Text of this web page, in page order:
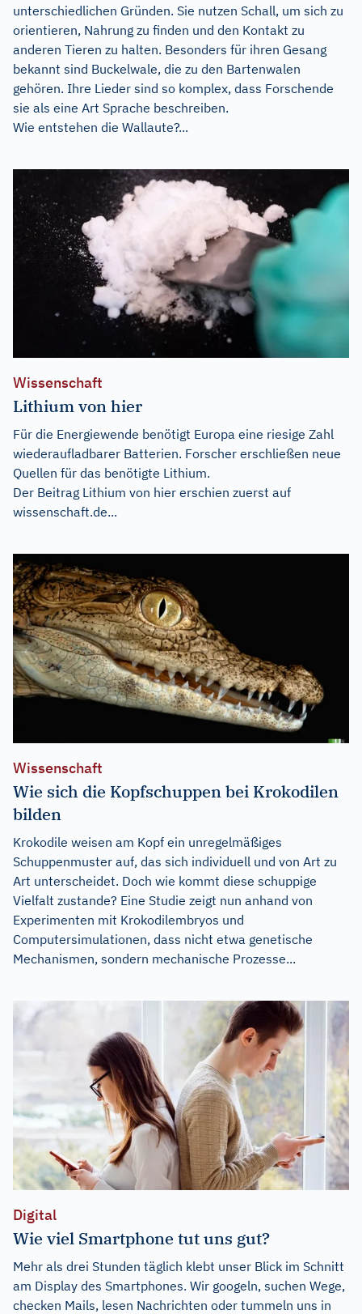
unterschiedlichen Gründen. Sie nutzen Schall, um sich zu
orientieren, Nahrung zu finden und den Kontakt zu
anderen Tieren zu halten. Besonders für ihren Gesang
bekannt sind Buckelwale, die zu den Bartenwalen
gehören. Ihre Lieder sind so komplex, dass Forschende
sie als eine Art Sprache beschreiben.
Wie entstehen die Wallaute?...
Wissenschaft
Lithium von hier
Für die Energiewende benötigt Europa eine riesige Zahl
wiederaufladbarer Batterien. Forscher erschließen neue
Quellen für das benötigte Lithium.
Der Beitrag Lithium von hier erschien zuerst auf
wissenschaft.de...
Wissenschaft
Wie sich die Kopfschuppen bei Krokodilen
bilden
Krokodile weisen am Kopf ein unregelmäßiges
Schuppenmuster auf, das sich individuell und von Art zu
Art unterscheidet. Doch wie kommt diese schuppige
Vielfalt zustande? Eine Studie zeigt nun anhand von
Experimenten mit Krokodilembryos und
Computersimulationen, dass nicht etwa genetische
Mechanismen, sondern mechanische Prozesse...
Digital
Wie viel Smartphone tut uns gut?
Mehr als drei Stunden täglich klebt unser Blick im Schnitt
am Display des Smartphones. Wir googeln, suchen Wege,
checken Mails, lesen Nachrichten oder tummeln uns in